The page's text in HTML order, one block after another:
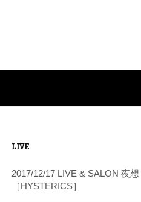
LIVE
2017/12/17 LIVE & SALON 夜想
［HYSTERICS］